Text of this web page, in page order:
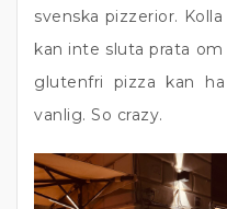
svenska pizzerior.
kan inte sluta prata
glutenfri pizza kan
vanlig. So crazy.